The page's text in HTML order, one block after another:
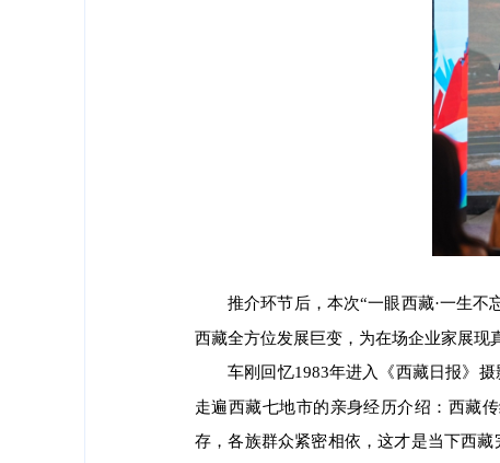
推介环节后，本次“一眼西藏·一生
西藏全方位发展巨变，为在场企业家展现
车刚回忆1983年进入《西藏日报》
走遍西藏七地市的亲身经历介绍：西藏
存，各族群众紧密相依，这才是当下西